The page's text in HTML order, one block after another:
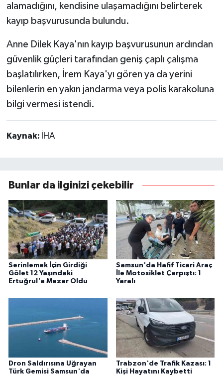
alamadığını, kendisine ulaşamadığını belirterek
kayıp başvurusunda bulundu.
Anne Dilek Kaya'nın kayıp başvurusunun ardından
güvenlik güçleri tarafından geniş çaplı çalışma
başlatılırken, İrem Kaya'yı gören ya da yerini
bilenlerin en yakın jandarma veya polis karakoluna
bilgi vermesi istendi.
Kaynak: İHA
Bunlar da ilginizi çekebilir
Serinlemek İçin Girdiği
Gölet 12 Yaşındaki
Ertuğrul'a Mezar Oldu
Samsun'da Hafif Ticari Araç
İle Motosiklet Çarpıştı: 1
Yaralı
Dron Saldırısına Uğrayan
Türk Gemisi Samsun'da
Trabzon'de Trafik Kazası: 1
Kişi Hayatını Kaybetti